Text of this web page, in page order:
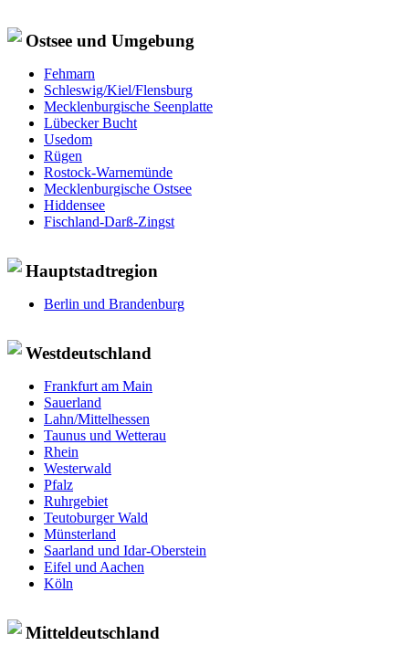
Ostsee und Umgebung
Fehmarn
Schleswig/Kiel/Flensburg
Mecklenburgische Seenplatte
Lübecker Bucht
Usedom
Rügen
Rostock-Warnemünde
Mecklenburgische Ostsee
Hiddensee
Fischland-Darß-Zingst
Hauptstadtregion
Berlin und Brandenburg
Westdeutschland
Frankfurt am Main
Sauerland
Lahn/Mittelhessen
Taunus und Wetterau
Rhein
Westerwald
Pfalz
Ruhrgebiet
Teutoburger Wald
Münsterland
Saarland und Idar-Oberstein
Eifel und Aachen
Köln
Mitteldeutschland